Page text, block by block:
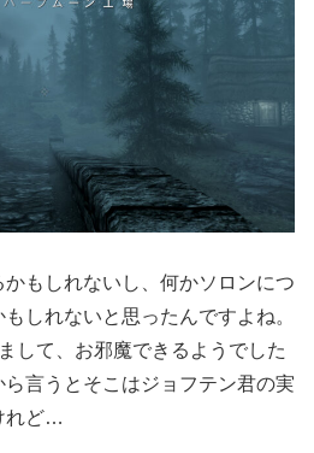
もしれないし、何かソロンにつ
しれないと思ったんですよね。
して、お邪魔できるようでした
言うとそこはジョフテン君の実
れど…